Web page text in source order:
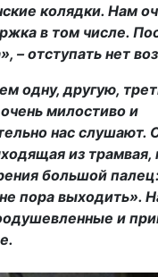
колядки. Нам
в том числе.
– отступать нет
одну, другую,
милостиво и
нас слушают.
из трамвая,
большой
пора выходить».
и